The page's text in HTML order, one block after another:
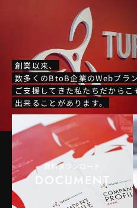
創業以来、
数多くのBtoB企業のWebブラ
ご支援してきた私たちだからこ
出来ることがあります。
資料ダウンロード
DOCUMENT